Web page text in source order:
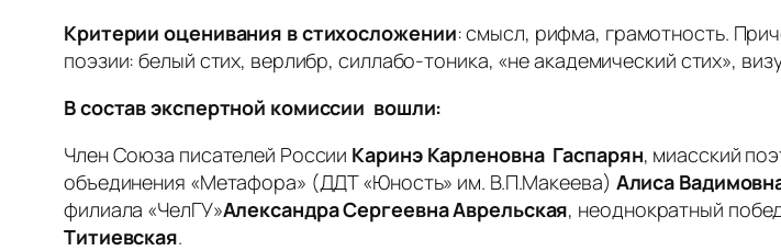
Критерии оценивания в стихосложении: смысл, рифма, грамотность.
поэзии: белый стих, верлибр, силлабо-тоника, «не академический стих»,
В состав экспертной комиссии вошли:
Член Союза писателей России Каринэ Карленовна Гаспарян, миасский
объединения «Метафора» (ДДТ «Юность» им. В.П.Макеева) Алиса
филиала «ЧелГУ»Александра Сергеевна Аврельская, неоднократный
Титиевская.